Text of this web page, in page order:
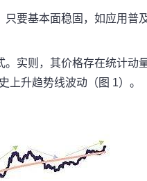
要基本面稳固，如应用普
实则，其价格存在统计动
上升趋势线波动（图 1）。